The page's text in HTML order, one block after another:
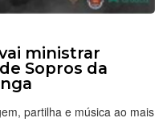
ministrar
Sopros da
partilha e música ao mais